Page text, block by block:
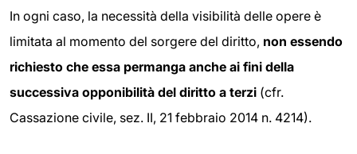
In ogni caso, la necessità della visibilità delle opere è
limitata al momento del sorgere del diritto, non essendo
richiesto che essa permanga anche ai fini della
successiva opponibilità del diritto a terzi (cfr.
Cassazione civile, sez. II, 21 febbraio 2014 n. 4214).